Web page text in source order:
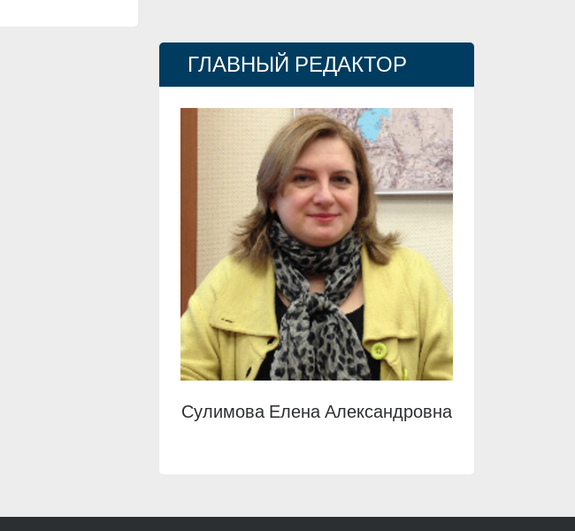
ГЛАВНЫЙ РЕДАКТОР
Сулимова Елена Александровна